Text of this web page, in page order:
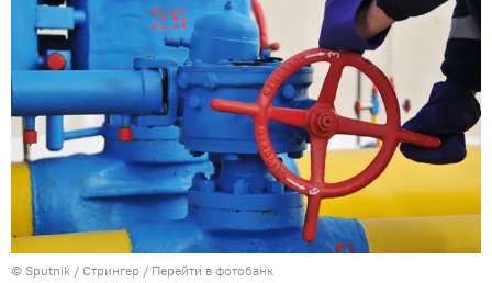
© Sputnik / Стрингер / Перейти в фотобанк